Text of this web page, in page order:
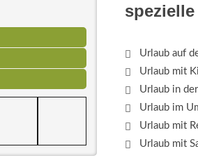
Urlaub auf
Urlaub mit
Urlaub in
Urlaub im
Urlaub mit
Urlaub mit